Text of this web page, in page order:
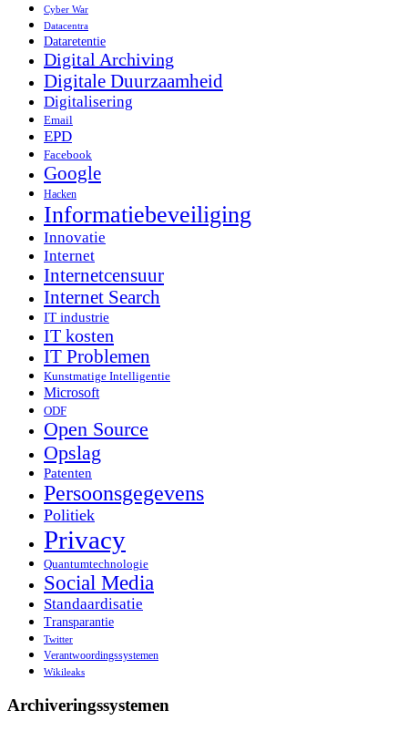
Cyber War
Datacentra
Dataretentie
Digital Archiving
Digitale Duurzaamheid
Digitalisering
Email
EPD
Facebook
Google
Hacken
Informatiebeveiliging
Innovatie
Internet
Internetcensuur
Internet Search
IT industrie
IT kosten
IT Problemen
Kunstmatige Intelligentie
Microsoft
ODF
Open Source
Opslag
Patenten
Persoonsgegevens
Politiek
Privacy
Quantumtechnologie
Social Media
Standaardisatie
Transparantie
Twitter
Verantwoordingssystemen
Wikileaks
Archiveringssystemen